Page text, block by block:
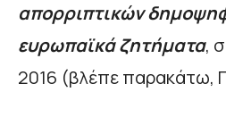
απορριπτικών
ευρωπαϊκά ζητήματα,
2016 (βλέπε παρακάτω,